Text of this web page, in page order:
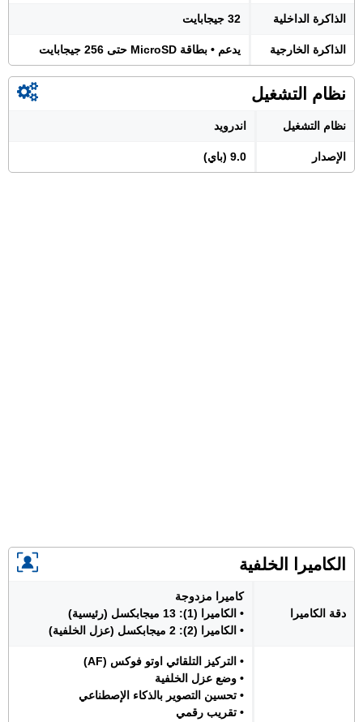
الذاكرة الداخلية 32 جيجابايت
الذاكرة الخارجية يدعم • بطاقة MicroSD حتى 256 جيجابايت
نظام التشغيل
نظام التشغيل اندرويد
الإصدار 9.0 (باي)
الكاميرا الخلفية
دقة الكاميرا
كاميرا مزدوجة
• الكاميرا (1): 13 ميجابكسل (رئيسية)
• الكاميرا (2): 2 ميجابكسل (عزل الخلفية)
• التركيز التلقائي اوتو فوكس (AF)
• وضع عزل الخلفية
• تحسين التصوير بالذكاء الإصطناعي
• تقريب رقمي